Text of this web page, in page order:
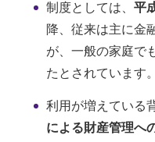
制度としては、 平
降、従来は主に金
が、一般の家庭で
たとされています。
利用が増えている
による財産管理へ